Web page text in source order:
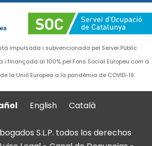
impulsada i subvencionada pel Servei Públic
finançada al 100% pel Fons Social Europeu com a
la Unió Europea a la pandèmia de COVID-19.
English Català
S.L.P. todos los derechos